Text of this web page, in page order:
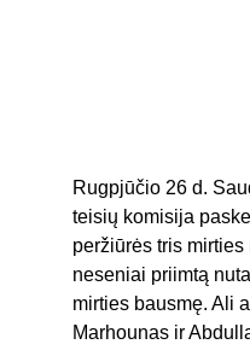
Rugpjūčio 26 d.
teisių komisija
peržiūrės tris
neseniai priimtą
mirties bausmę. Ali
Marhounas ir